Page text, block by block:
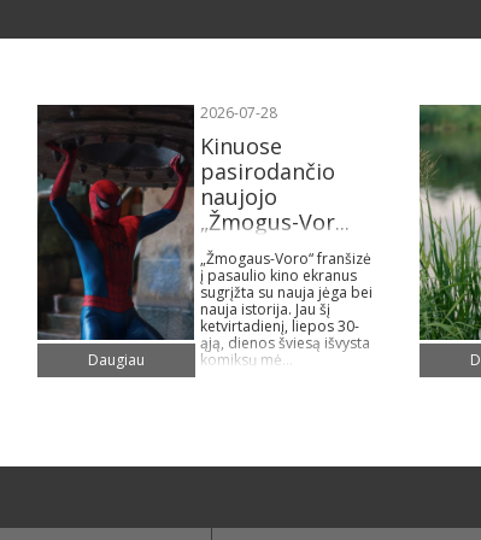
Daugiau
2026-07-28
Kinuose
pasirodančio
naujojo
„Žmogus-Vor...
„Žmogaus-Voro“ franšizė
į pasaulio kino ekranus
sugrįžta su nauja jėga bei
nauja istorija. Jau šį
ketvirtadienį, liepos 30-
ąją, dienos šviesą išvysta
komiksų mė...